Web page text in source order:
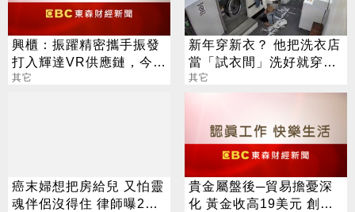
興櫃：振躍精密攜手振發
打入輝達VR供應鏈，今年
伺服器滑軌業務拚倍增
其它
新年穿新衣？ 他把洗衣店
當「試衣間」洗好就穿走
在地人氣炸
其它
癌末婦想把房給兒 又怕靈
魂伴侶沒得住 律師曝2
貴金屬盤後─貿易擔憂深
化 黃金收高19美元 創六